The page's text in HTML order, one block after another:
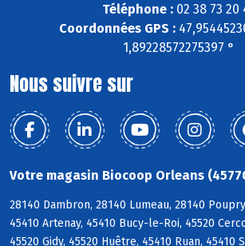
Téléphone :02 38 73 20
Coordonnées GPS :
1,89228572275397 °
Nous suivre sur
Votre magasin Biocoop Orleans
28140 Dambron, 28140 Lumeau, 28140
45410 Artenay, 45410 Bucy-le-Roi, 45520
45520 Gidy, 45520 Huêtre, 45410 Ruan, 45410